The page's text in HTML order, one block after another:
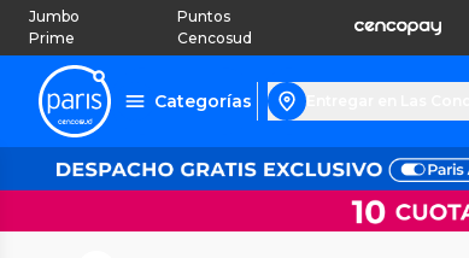
Jumbo
Prime
Puntos
Cencosud
Categorías